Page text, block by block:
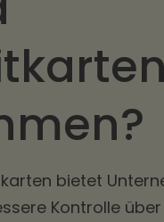
bietet
Kontrolle